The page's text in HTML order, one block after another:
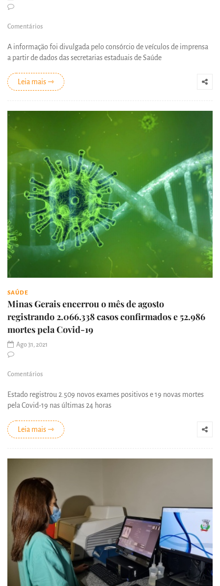
Comentários
A informação foi divulgada pelo consórcio de veículos de imprensa
a partir de dados das secretarias estaduais de Saúde
Leia mais ⇾
SAÚDE
Minas Gerais encerrou o mês de agosto
registrando 2.066.338 casos confirmados e 52.986
mortes pela Covid-19
Ago 31, 2021
Comentários
Estado registrou 2.509 novos exames positivos e 19 novas mortes
pela Covid-19 nas últimas 24 horas
Leia mais ⇾